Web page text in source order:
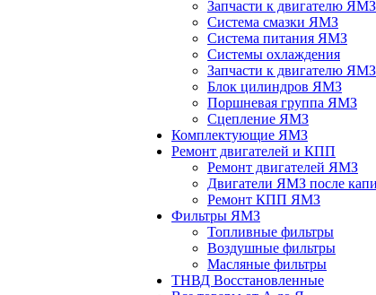
Запчасти к двигателю
Система смазки ЯМЗ
Система питания ЯМЗ
Системы охлаждения
Запчасти к двигателю
Блок цилиндров ЯМЗ
Поршневая группа ЯМЗ
Сцепление ЯМЗ
Комплектующие ЯМЗ
Ремонт двигателей и КПП
Ремонт двигателей ЯМЗ
Двигатели ЯМЗ после
Ремонт КПП ЯМЗ
Фильтры ЯМЗ
Топливные фильтры
Воздушные фильтры
Масляные фильтры
ТНВД Восстановленные